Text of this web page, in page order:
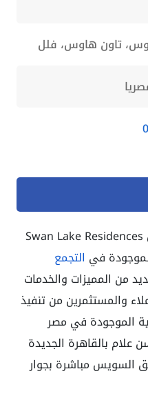
تاون هاوس، فلل
كمبوند سوان ليك التجمع الأول Swan Lake Residences
في التجمع
من المميزات والخدمات
والمستثمرين من تنفيذ
الموجودة في مصر
بالقاهرة الجديدة
السويس مباشرة بجوار